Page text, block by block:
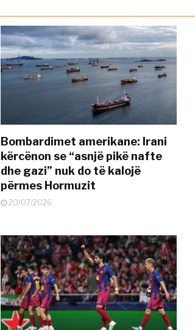
Bombardimet amerikane: Irani
kërcënon se “asnjë pikë nafte
dhe gazi” nuk do të kalojë
përmes Hormuzit
20/07/2026